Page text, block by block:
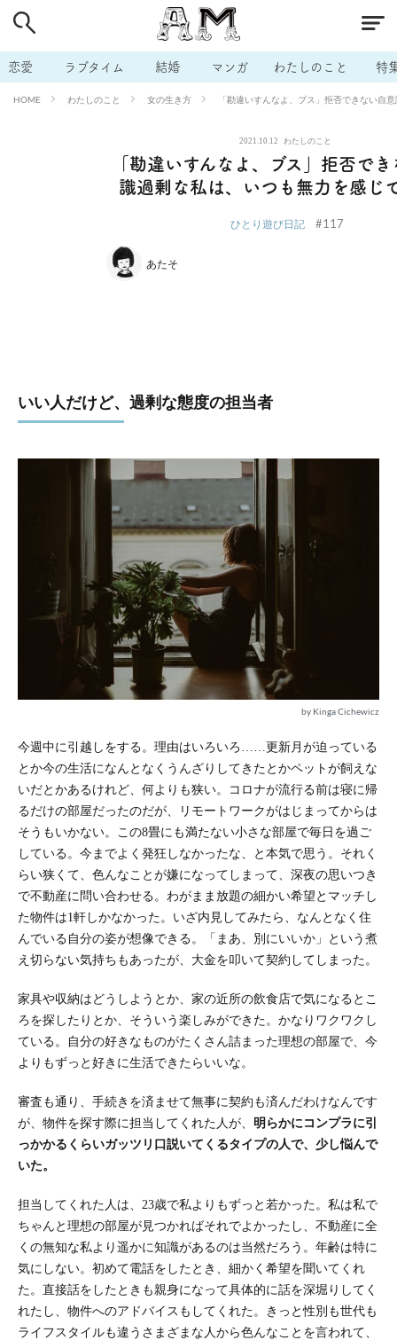
恋愛 ラブタイム 結婚 マンガ わたしのこと 特
HOME わたしのこと 女の生き方 「勘違いすんなよ、ブス」拒否できない自
2021.10.12 わたしのこと
「勘違いすんなよ、ブス」拒否で
識過剰な私は、いつも無力を感じ
ひとり遊び日記 #117
あたそ
いい人だけど、過剰な態度の担当者
by Kinga Cichewicz
今週中に引越しをする。理由はいろいろ……更新月が迫っている
とか今の生活になんとなくうんざりしてきたとかペットが飼えな
いだとかあるけれど、何よりも狭い。コロナが流行る前は寝に帰
るだけの部屋だったのだが、リモートワークがはじまってからは
そうもいかない。この8畳にも満たない小さな部屋で毎日を過ご
している。今までよく発狂しなかったな、と本気で思う。それく
らい狭くて、色んなことが嫌になってしまって、深夜の思いつき
で不動産に問い合わせる。わがまま放題の細かい希望とマッチし
た物件は1軒しかなかった。いざ内見してみたら、なんとなく住
んでいる自分の姿が想像できる。「まあ、別にいいか」という煮
え切らない気持ちもあったが、大金を叩いて契約してしまった。
家具や収納はどうしようとか、家の近所の飲食店で気になるとこ
ろを探したりとか、そういう楽しみができた。かなりワクワクし
ている。自分の好きなものがたくさん詰まった理想の部屋で、今
よりもずっと好きに生活できたらいいな。
審査も通り、手続きを済ませて無事に契約も済んだわけなんです
が、物件を探す際に担当してくれた人が、 明らかにコンプラに引
っかかるくらいガッツリ口説いてくるタイプの人で、少し悩んで
いた。
担当してくれた人は、23歳で私よりもずっと若かった。私は私で
ちゃんと理想の部屋が見つかればそれでよかったし、不動産に全
くの無知な私より遥かに知識があるのは当然だろう。年齢は特に
気にしない。初めて電話をしたとき、細かく希望を聞いてくれ
た。直接話をしたときも親身になって具体的に話を深堀りしてく
れたし、物件へのアドバイスもしてくれた。きっと性別も世代も
ライフスタイルも違うさまざまな人から色んなことを言われて、
# 男の本音 # セフレ # 不倫
# 出会う方法 # マッチングアプリ # ラブグッズ # 体の相